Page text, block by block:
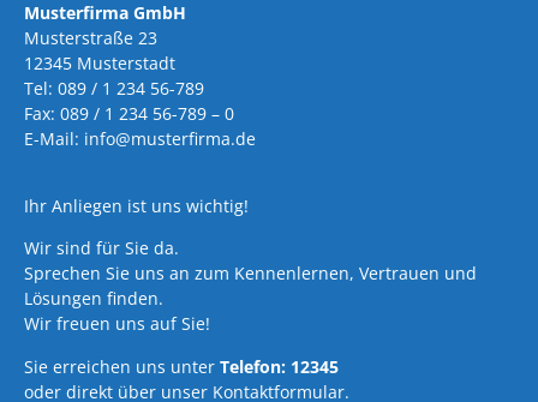
Musterfirma GmbH
Musterstraße 23
12345 Musterstadt
Tel: 089 / 1 234 56-789
Fax: 089 / 1 234 56-789 – 0
E-Mail: info@musterfirma.de
Ihr Anliegen ist uns wichtig!
Wir sind für Sie da.
Sprechen Sie uns an zum Kennenlernen, Vertrauen und
Lösungen finden.
Wir freuen uns auf Sie!
Sie erreichen uns unter Telefon: 12345
oder direkt über unser Kontaktformular.